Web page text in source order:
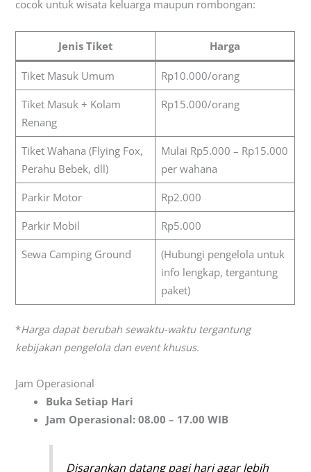
cocok untuk wisata keluarga maupun rombongan:
Jenis Tiket Harga
Tiket Masuk Umum Rp10.000/orang
Tiket Masuk + Kolam
Renang
Rp15.000/orang
Tiket Wahana (Flying Fox,
Perahu Bebek, dll)
Mulai Rp5.000 – Rp15.000
per wahana
Parkir Motor Rp2.000
Parkir Mobil Rp5.000
Sewa Camping Ground
(Hubungi pengelola untuk
info lengkap, tergantung
paket)
*Harga dapat berubah sewaktu-waktu tergantung
kebijakan pengelola dan event khusus.
Jam Operasional
Buka Setiap Hari
Jam Operasional: 08.00 – 17.00 WIB
Disarankan datang pagi hari agar lebih